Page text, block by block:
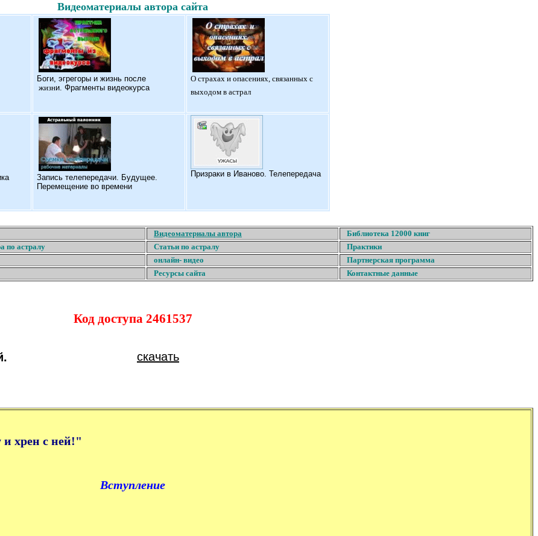
Видеоматериалы автора сайта
Боги, эгрегоры и жизнь после
жизни. Фрагменты видеокурса
О страхах и опасениях, связанных с
выходом в астрал
Запись телепередачи. Будущее.
Перемещение во времени
Призраки в Иваново. Телепередача
Видеоматериалы автора
Библиотека 12000 книг
по астралу Статьи по астралу
Практики
онлайн- видео
Партнерская программа
Ресурсы сайта Контактные данные
Код доступа 2461537
скачать
хрен с ней!"
Вступление